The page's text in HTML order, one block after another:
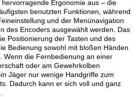
Ergonomie aus – die
benutzten Funktionen, während
und der Menünavigation
des Encoders ausgewählt werden. Das
Positionierung der Tasten und des
Bedienung sowohl mit bloßen Händen
Wenn die Fernbedienung an einer
oder am Gewehrkolben
Jäger nur wenige Handgriffe zum
Dadurch kann er sich voll und ganz